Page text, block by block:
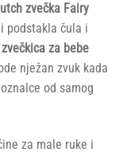
zvečka Fairy
podstakla čula i
zvečkica za bebe
nježan zvuk kada
od samog
za male ruke i